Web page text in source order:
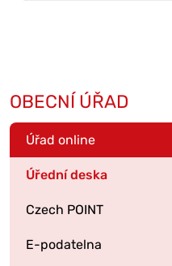
OBECNÍ ÚŘAD
Úřad online
Úřední deska
Czech POINT
E-podatelna